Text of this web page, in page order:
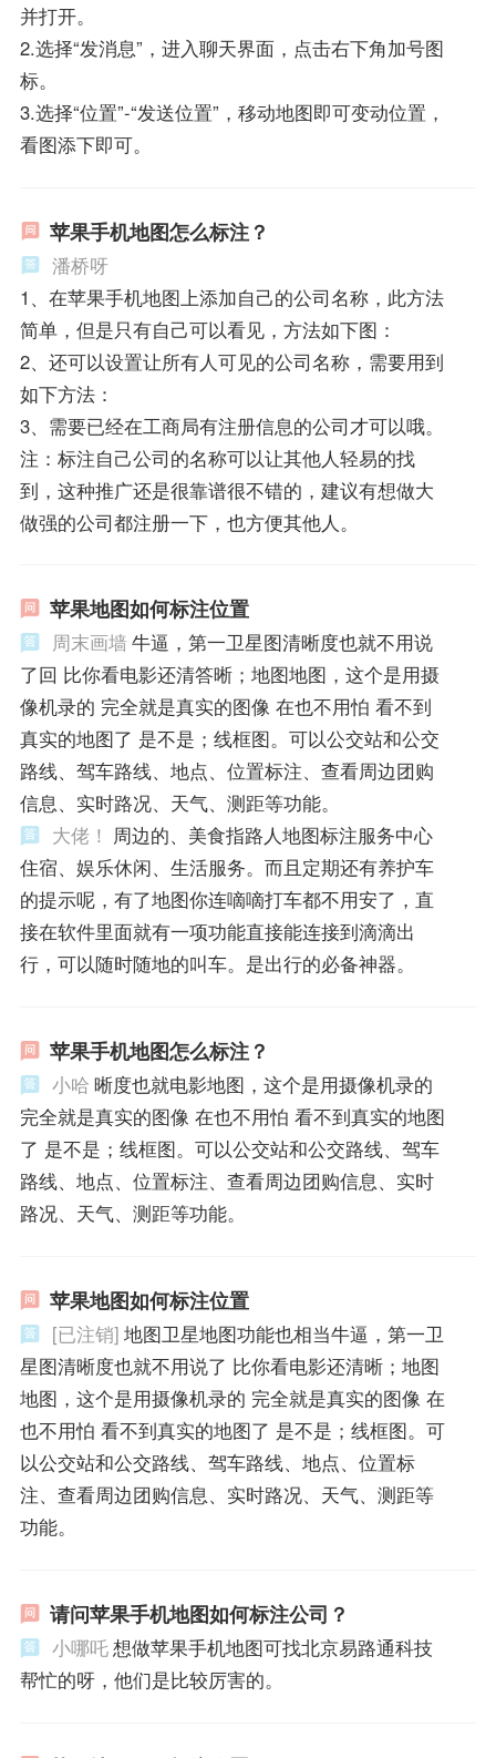
并打开。
2.选择“发消息”，进入聊天界面，点击右下角加号图
标。
3.选择“位置”-“发送位置”，移动地图即可变动位置，
看图添下即可。
苹果手机地图怎么标注？
潘桥呀
1、在苹果手机地图上添加自己的公司名称，此方法
简单，但是只有自己可以看见，方法如下图：
2、还可以设置让所有人可见的公司名称，需要用到
如下方法：
3、需要已经在工商局有注册信息的公司才可以哦。
注：标注自己公司的名称可以让其他人轻易的找
到，这种推广还是很靠谱很不错的，建议有想做大
做强的公司都注册一下，也方便其他人。
苹果地图如何标注位置
周末画墙牛逼，第一卫星图清晰度也就不用说
了回 比你看电影还清答晰；地图地图，这个是用摄
像机录的 完全就是真实的图像 在也不用怕 看不到
真实的地图了 是不是；线框图。可以公交站和公交
路线、驾车路线、地点、位置标注、查看周边团购
信息、实时路况、天气、测距等功能。
大佬！ 周边的、美食指路人地图标注服务中心
住宿、娱乐休闲、生活服务。而且定期还有养护车
的提示呢，有了地图你连嘀嘀打车都不用安了，直
接在软件里面就有一项功能直接能连接到滴滴出
行，可以随时随地的叫车。是出行的必备神器。
苹果手机地图怎么标注？
小哈 晰度也就电影地图，这个是用摄像机录的
完全就是真实的图像 在也不用怕 看不到真实的地图
了 是不是；线框图。可以公交站和公交路线、驾车
路线、地点、位置标注、查看周边团购信息、实时
路况、天气、测距等功能。
苹果地图如何标注位置
[已注销] 地图卫星地图功能也相当牛逼，第一卫
星图清晰度也就不用说了 比你看电影还清晰；地图
地图，这个是用摄像机录的 完全就是真实的图像 在
也不用怕 看不到真实的地图了 是不是；线框图。可
以公交站和公交路线、驾车路线、地点、位置标
注、查看周边团购信息、实时路况、天气、测距等
功能。
请问苹果手机地图如何标注公司？
小哪吒想做苹果手机地图可找北京易路通科技
帮忙的呀，他们是比较厉害的。